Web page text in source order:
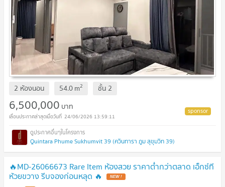
2 ห้องนอน 54.0m2 ชั้น 2
6,500,000 บาท
24/06/2026 13:59:11
Quintara Phume Sukhumvit 39 (ควินทารา ภูม สุขุมวิท 39)
🔥MD-26066673 Rare Item ห้องสวย ราคาต่ำกว่าตลาด เอ็กซ์ที
ห้วยขวาง รีบจองก่อนหลุด 🔥 NEW !